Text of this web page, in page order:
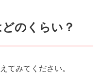
のくらい？
てみてください。